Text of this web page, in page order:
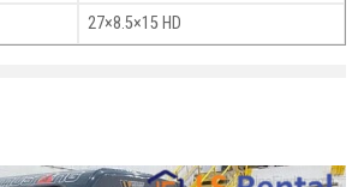
27×8.5×15 HD